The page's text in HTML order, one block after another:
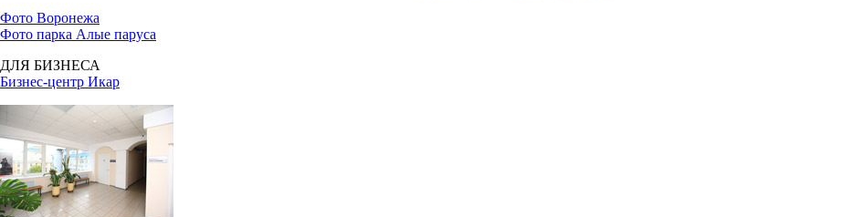
Фото Воронежа
Фото парка Алые паруса
ДЛЯ БИЗНЕСА
Бизнес-центр Икар